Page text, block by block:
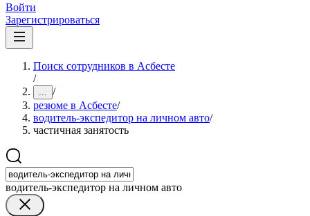
Войти
Зарегистрироваться
Поиск сотрудников в Асбесте
/
... /
резюме в Асбесте/
водитель-экспедитор на личном авто/
частичная занятость
водитель-экспедитор на личном авто